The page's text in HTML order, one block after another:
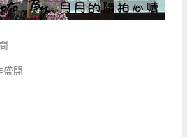
開